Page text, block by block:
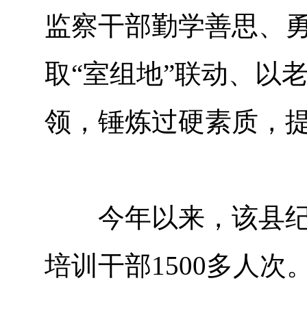
监察干部勤学善思、
取“室组地”联动、以
领，锤炼过硬素质，
今年以来，该县纪
培训干部1500多人次